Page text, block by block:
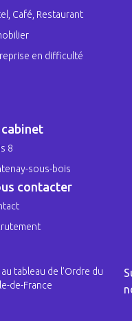
Café, Restaurant
en difficulté
cabinet
8
sous-bois
contacter
tableau de l’Ordre du
de-France